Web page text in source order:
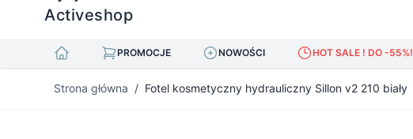
PROMOCJE NOWOŚCI HOT SALE ! DO -55%!
Strona główna / Fotel kosmetyczny hydrauliczny Sillon v2 210 biały